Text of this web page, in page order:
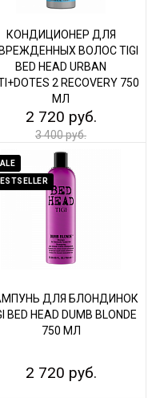
КОНДИЦИОНЕР ДЛЯ
ВОЛОС TIGI
BED HEAD URBAN
2 RECOVERY 750
МЛ
2 720 руб.
3 400 руб.
ДЛЯ БЛОНДИНОК
BED HEAD DUMB BLONDE
750 МЛ
2 720 руб.